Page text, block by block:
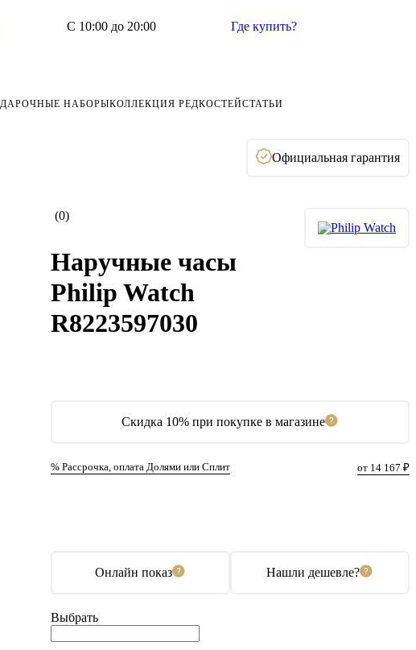
С 10:00 до 20:00 Где купить?
НАБОРЫКОЛЛЕКЦИЯ РЕДКОСТЕЙСТАТЬИ
Официальная гарантия
(0)
Скидка 10% при покупке в магазине
% Рассрочка, оплата Долями или Сплит от 14 167 ₽
Наручные часы
Philip Watch
R8223597030
Онлайн показ Нашли дешевле?
Выбрать